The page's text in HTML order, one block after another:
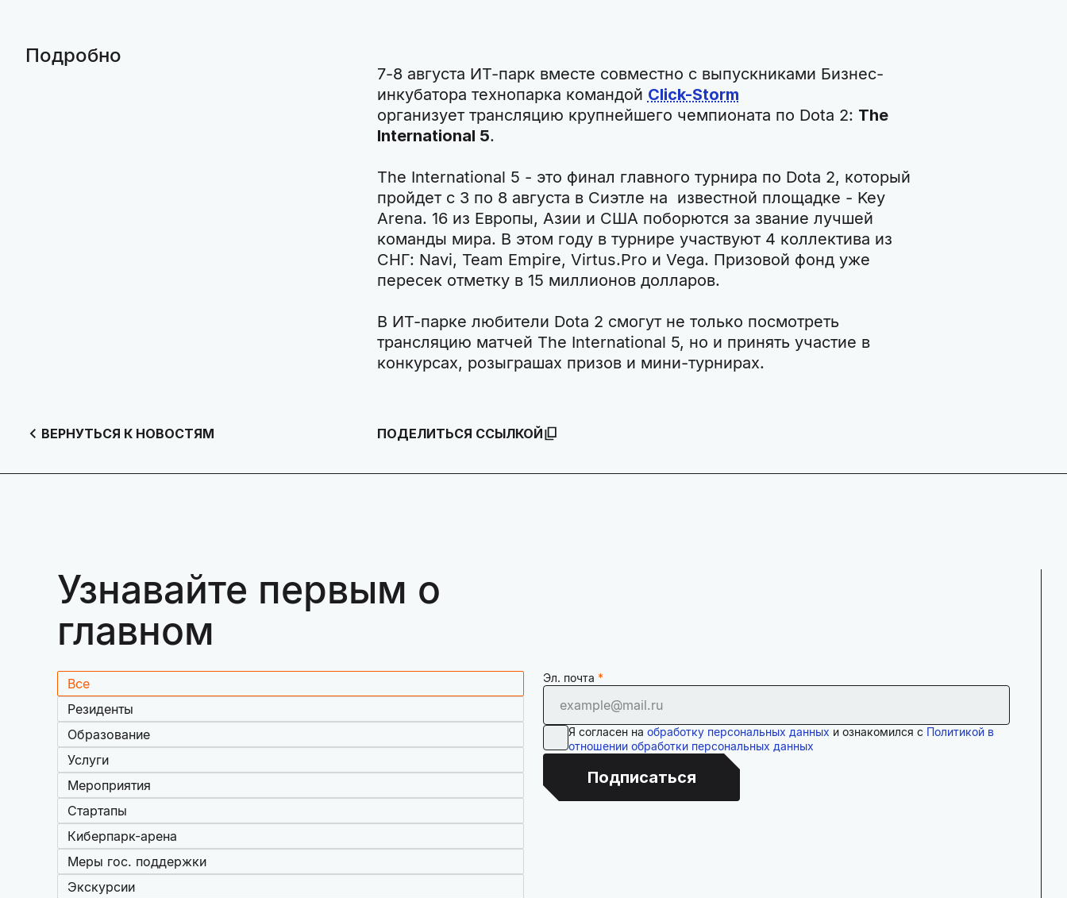
Подробно
7-8 августа ИТ-парк вместе совместно с выпускниками Бизнес-
инкубатора технопарка командой Click-Storm
организует трансляцию крупнейшего чемпионата по Dota 2: The
International 5.
The International 5 - это финал главного турнира по Dota 2, который
пройдет с 3 по 8 августа в Сиэтле на известной площадке - Key
Arena. 16 из Европы, Азии и США поборются за звание лучшей
команды мира. В этом году в турнире участвуют 4 коллектива из
СНГ: Navi, Team Empire, Virtus.Pro и Vega. Призовой фонд уже
пересек отметку в 15 миллионов долларов.
В ИТ-парке любители Dota 2 смогут не только посмотреть
трансляцию матчей The International 5, но и принять участие в
конкурсах, розыграшах призов и мини-турнирах.
ВЕРНУТЬСЯ К НОВОСТЯМ ПОДЕЛИТЬСЯ ССЫЛКОЙ
Узнавайте первым о
главном
Все
Резиденты
Образование
Услуги
Мероприятия
Стартапы
Киберпарк-арена
Меры гос. поддержки
Экскурсии
Эл. почта
Я согласен на обработку персональных данных и ознакомился с Политикой в
отношении обработки персональных данных
Подписаться